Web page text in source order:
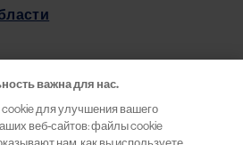
важна для нас.
для улучшения вашего
веб-сайтов: файлы cookie